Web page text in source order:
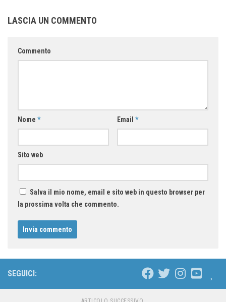
LASCIA UN COMMENTO
Commento
Nome * Email *
Sito web
Salva il mio nome, email e sito web in questo browser per
la prossima volta che commento.
SEGUICI: